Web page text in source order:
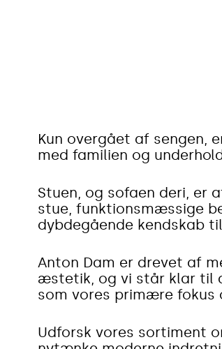
Kun overgået af sengen,
med familien og
Stuen, og sofaen deri, er
stue, funktionsmæssige
dybdegående kendskab
Anton Dam er drevet af
æstetik, og vi står klar til
som vores primære fokus
Udforsk vores sortiment